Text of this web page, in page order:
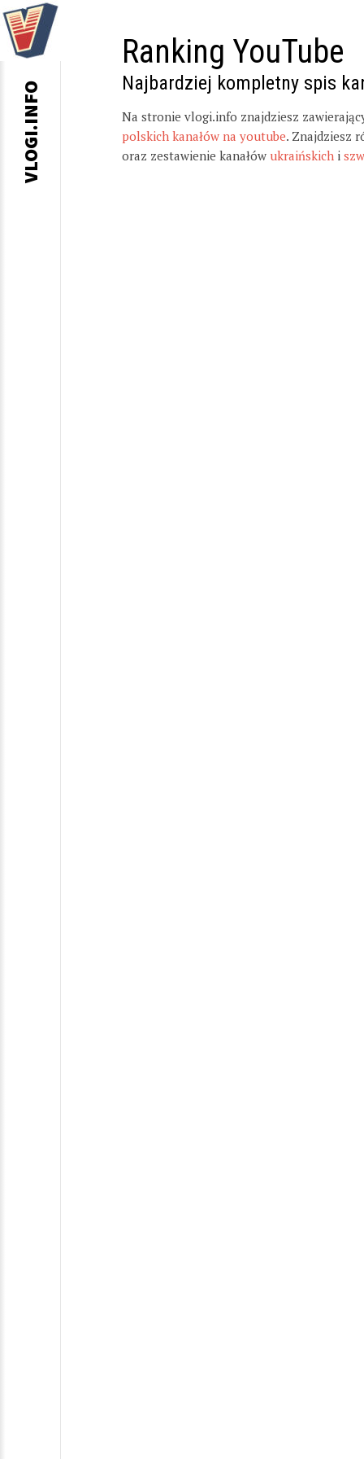
Ranking YouTube
Najbardziej kompletny spis
Na stronie vlogi.info znajdziesz
polskich kanałów na youtube. Znajdziesz
oraz zestawienie kanałów ukraińskich i
VLOGI.INFO